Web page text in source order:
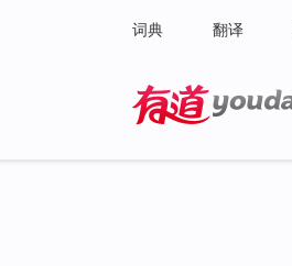
词典 翻译